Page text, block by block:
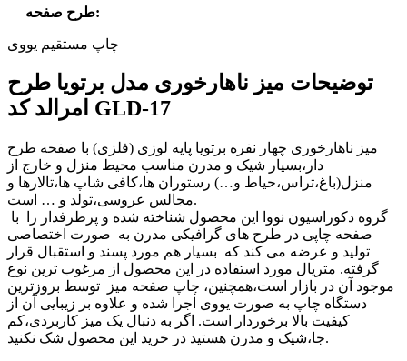
طرح صفحه:
چاپ مستقیم یووی
توضیحات میز ناهارخوری مدل برتویا طرح
امرالد کد GLD-17
میز ناهارخوری چهار نفره برتویا پایه لوزی (فلزی) با صفحه طرح
دار،بسیار شیک و مدرن مناسب محیط منزل و خارج از
منزل(باغ،تراس،حیاط و…) رستوران ها،کافی شاپ ها،تالارها و
مجالس عروسی،تولد و … است.
صفحه چاپی در طرح های گرافیکی مدرن به صورت اختصاصی
تولید و عرضه می کند که بسیار هم مورد پسند و استقبال قرار
گرفته. متریال مورد استفاده در این محصول از مرغوب ترین نوع
موجود آن در بازار است،همچنین، چاپ صفحه میز توسط بروزترین
دستگاه چاپ به صورت یووی اجرا شده و علاوه بر زیبایی آن از
کیفیت بالا برخوردار است. اگر به دنبال یک میز کاربردی،کم
جا،شیک و مدرن هستید در خرید این محصول شک نکنید.